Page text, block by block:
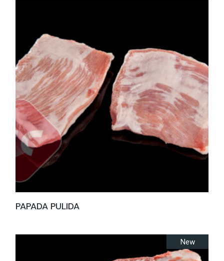
PAPADA PULIDA
New